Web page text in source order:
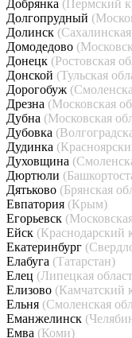
Добрянка (Пермский
Долгопрудный
Долинск
Домодедово
Донецк (Ростовская
Донской (Тульская
Дорогобуж
Дрезна (Московская
Дубна (Московская
Дубовка
Дудинка
Духовщина
Дюртюли
Дятьково (Брянская
Евпатория (Крым)
Егорьевск
Ейск (Краснодарский
Екатеринбург
Елабуга (Татарстан)
Елец (Липецкая
Елизово (Камчатский
Ельня (Смоленская
Еманжелинск
Емва (Коми)